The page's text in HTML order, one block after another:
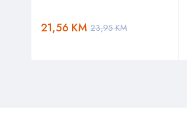
23,95KM
21,56 KM